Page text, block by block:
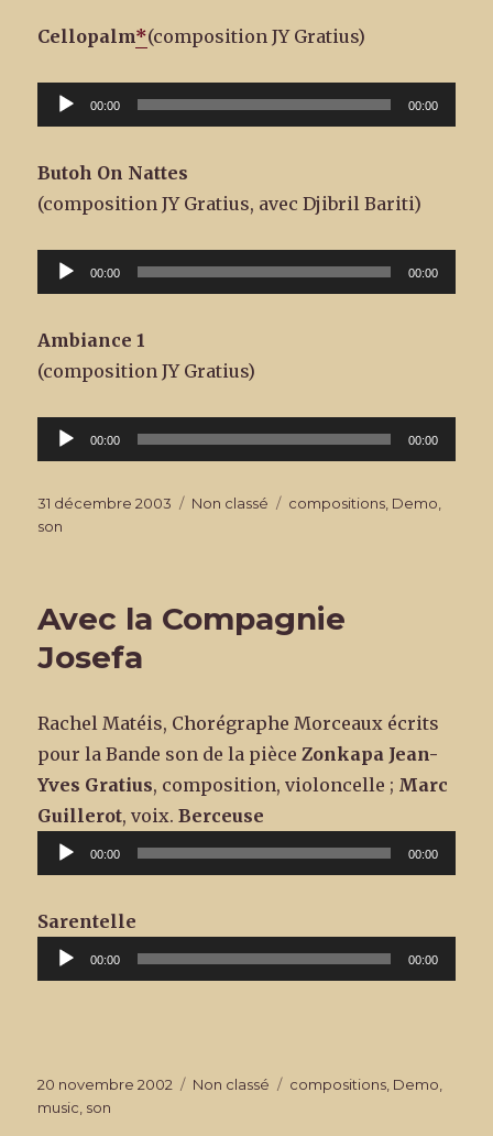
Cellopalm*(composition JY Gratius)
Lecteur
audio
00:00 00:00
Butoh On Nattes
(composition JY Gratius, avec Djibril Bariti)
Lecteur
audio
00:00 00:00
Ambiance 1
(composition JY Gratius)
Lecteur
audio
00:00 00:00
Publié
le
31 décembre 2003 Catégories
Non classé Étiquettes
compositions Demo
son
Avec la Compagnie
Josefa
Rachel Matéis, Chorégraphe Morceaux écrits
pour la Bande son de la pièceZonkapa Jean-
Yves Gratius, composition, violoncelle ; Marc
Guillerot, voix.Berceuse
audio
00:00 00:00
Sarentelle
audio
00:00 00:00
Publié
le
20 novembre 2002 Catégories
Non classé Étiquettes
compositions Demo
music son